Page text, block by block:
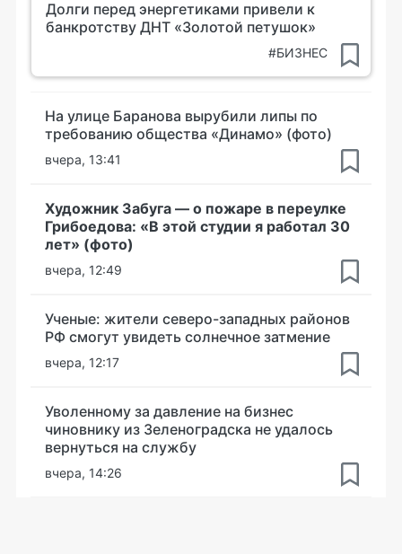
Долги перед энергетиками привели к
банкротству ДНТ «Золотой петушок»
#БИЗНЕС
На улице Баранова вырубили липы по
требованию общества «Динамо» (фото)
вчера, 13:41
Художник Забуга — о пожаре в переулке
Грибоедова: «В этой студии я работал 30
лет» (фото)
вчера, 12:49
Ученые: жители северо-западных районов
РФ смогут увидеть солнечное затмение
вчера, 12:17
Уволенному за давление на бизнес
чиновнику из Зеленоградска не удалось
вернуться на службу
вчера, 14:26